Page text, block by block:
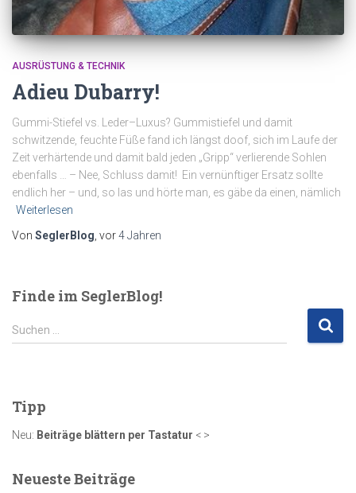
AUSRÜSTUNG & TECHNIK
Adieu Dubarry!
Gummi-Stiefel vs. Leder–Luxus? Gummistiefel und damit
schwitzende, feuchte Füße fand ich längst doof, sich im Laufe der
Zeit verhärtende und damit bald jeden „Gripp“ verlierende Sohlen
ebenfalls … – Nee, Schluss damit! Ein vernünftiger Ersatz sollte
endlich her – und, so las und hörte man, es gäbe da einen, nämlich
Weiterlesen
Von SeglerBlog, vor4 Jahren
Finde im SeglerBlog!
S
u
n
n
h
Suchen …
Tipp
Neu: Beiträge blättern per Tastatur < >
Neueste Beiträge